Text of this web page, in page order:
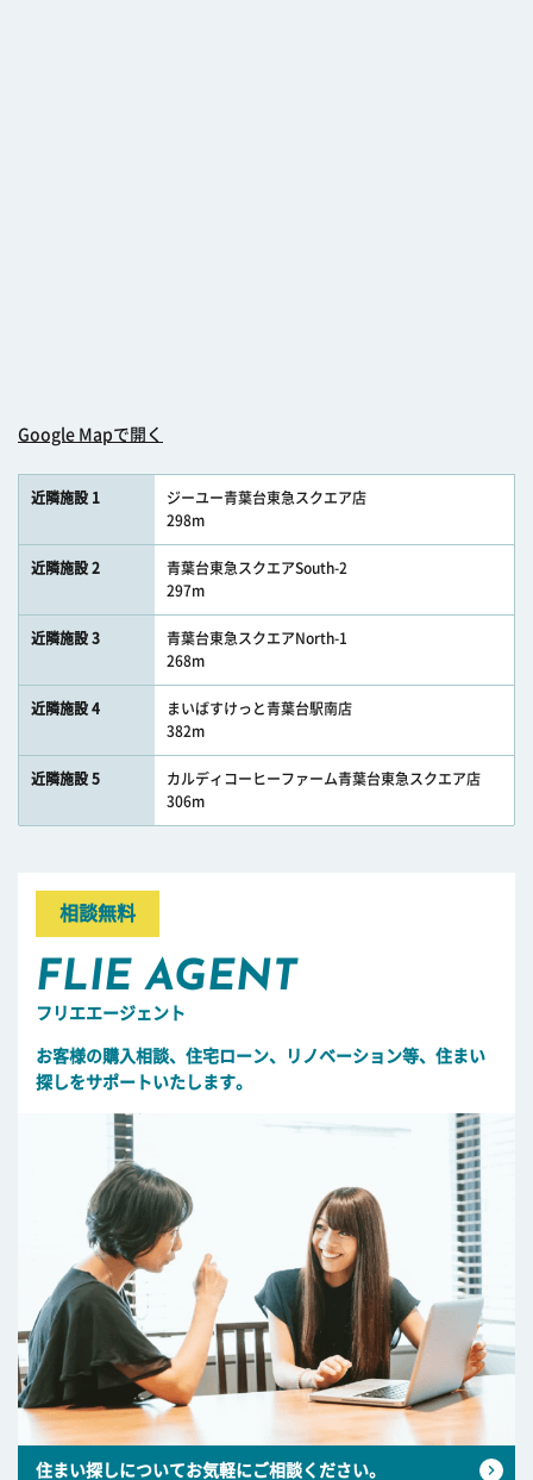
Google Mapで開く
近隣施設 1
ジーユー青葉台東急スクエア店
298m
近隣施設 2
青葉台東急スクエアSouth-2
297m
近隣施設 3
青葉台東急スクエアNorth-1
268m
近隣施設 4
まいばすけっと青葉台駅南店
382m
近隣施設 5
カルディコーヒーファーム青葉台東急スクエア店
306m
相談無料
FLIE AGENT
フリエエージェント
お客様の購入相談、住宅ローン、リノベーション等、住まい
探しをサポートいたします。
住まい探しについてお気軽にご相談ください。